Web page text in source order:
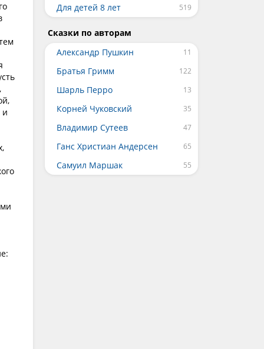
и
Для детей 8 лет
Сказки по авторам
Александр Пушкин
Братья Гримм
Шарль Перро
Корней Чуковский
Владимир Сутеев
Ганс Христиан Андерсен
Самуил Маршак